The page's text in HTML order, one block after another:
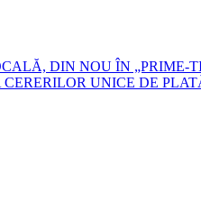
DIN NOU ÎN „PRIME-
UNICE DE